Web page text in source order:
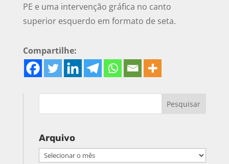
PE e uma intervenção gráfica no canto
superior esquerdo em formato de seta.
Compartilhe:
Arquivo
Arquivo